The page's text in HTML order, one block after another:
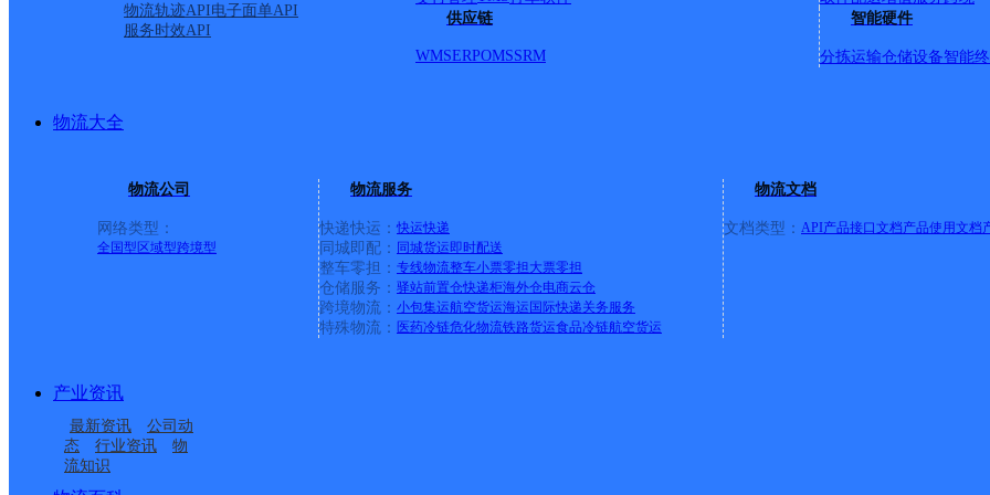
物流轨迹API电子面单API
服务时效API
供应链
WMSERPOMSSRM
智能硬件
分拣运输仓储设备智能
物流大全
物流公司
网络类型：
全国型 区域型跨境型
物流服务
快递快运： 快运快递
同城即配： 同城货运即时配送
整车零担： 专线物流整车小票零担大票零担
仓储服务： 驿站前置仓快递柜海外仓电商云仓
跨境物流： 小包集运航空货运海运 国际快递关务服务
特殊物流： 医药冷链危化物流铁路货运食品冷链航空货运
物流文档
文档类型： API产品接口文档产品使用文档
产业资讯
最新资讯
公司动
态
行业资讯
物
流知识
教场路17号顺丰加密点
地址：教场路17号农行家属院隔壁
商洛丹凤网点
更多号码地址：商洛市丹凤县人民西路18号
地址：陕西省山阳县南新街芭芭多芦荟专卖店旁
派送范围:: A:爱尚良品超市 B:卜吉河全境,卜吉沟,滨河小区,滨河路,滨河北路,北大街全境 C:城管大队,城区二中,城关镇九一小
小区,苍龙路,晨辉医院 D:东城雅居,东城路,东方商务酒店,都客润超市,东盛大厦,东关/西关居委会 F:法官乡,丰河路,福临佳苑小区
行巷子全段,计划生育服务站,吉河西路,九子碑 K:开源酒店,客都超市,矿司家属楼 L:乐万家超市,林业局 M:民政局 N:南山路,南新
校 W:五里 X:西城路,西关建材家具城，消防大队,信毅中学,雪花酒店 Y:远程驾校,育才路,悦来登酒店 Z:中街社区,中医院
聚联金服商务信息咨询镇安分公司